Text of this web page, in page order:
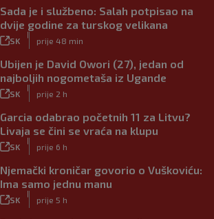
Sada je i službeno: Salah potpisao na
dvije godine za turskog velikana
SK prije 48 min
Ubijen je David Owori (27), jedan od
najboljih nogometaša iz Ugande
SK prije 2 h
Garcia odabrao početnih 11 za Litvu?
Livaja se čini se vraća na klupu
SK prije 6 h
Njemački kroničar govorio o Vuškoviću:
Ima samo jednu manu
SK prije 5 h